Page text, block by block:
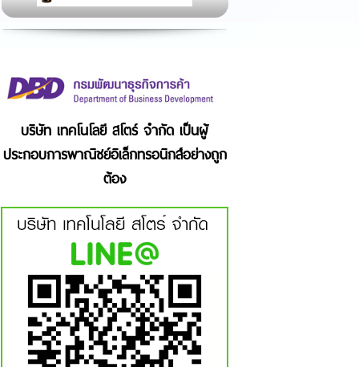
บริษัท เทคโนโลยี สโตร์ จำกัด เป็นผู้
ประกอบการพาณิชย์อิเล็กทรอนิกส์อย่างถูก
ต้อง